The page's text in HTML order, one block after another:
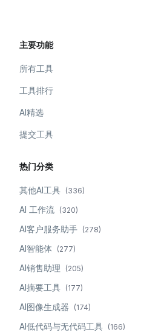
主要功能
所有工具
工具排行
AI精选
提交工具
热门分类
其他AI工具 (336)
AI 工作流 (320)
AI客户服务助手 (278)
AI智能体 (277)
AI销售助理 (205)
AI摘要工具 (177)
AI图像生成器 (174)
AI低代码与无代码工具 (166)